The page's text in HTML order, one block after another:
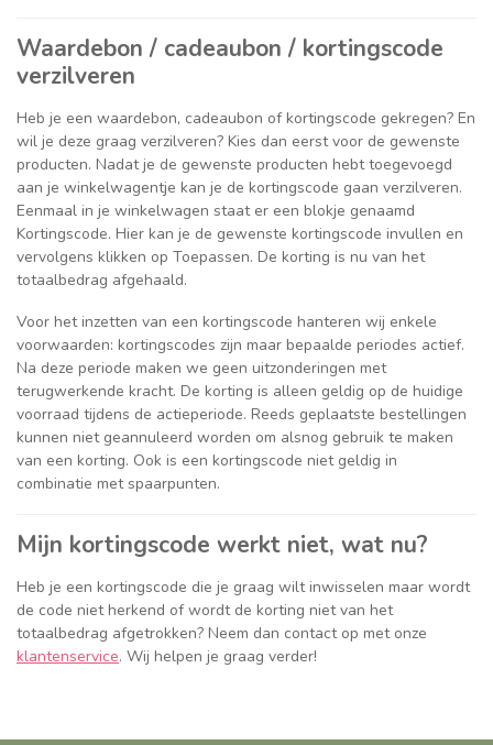
Waardebon / cadeaubon / kortingscode
verzilveren
Heb je een waardebon, cadeaubon of kortingscode gekregen? En
wil je deze graag verzilveren? Kies dan eerst voor de gewenste
producten. Nadat je de gewenste producten hebt toegevoegd
aan je winkelwagentje kan je de kortingscode gaan verzilveren.
Eenmaal in je winkelwagen staat er een blokje genaamd
Kortingscode. Hier kan je de gewenste kortingscode invullen en
vervolgens klikken op Toepassen. De korting is nu van het
totaalbedrag afgehaald.
Voor het inzetten van een kortingscode hanteren wij enkele
voorwaarden: kortingscodes zijn maar bepaalde periodes actief.
Na deze periode maken we geen uitzonderingen met
terugwerkende kracht. De korting is alleen geldig op de huidige
voorraad tijdens de actieperiode. Reeds geplaatste bestellingen
kunnen niet geannuleerd worden om alsnog gebruik te maken
van een korting. Ook is een kortingscode niet geldig in
combinatie met spaarpunten.
Mijn kortingscode werkt niet, wat nu?
Heb je een kortingscode die je graag wilt inwisselen maar wordt
de code niet herkend of wordt de korting niet van het
totaalbedrag afgetrokken? Neem dan contact op met onze
klantenservice. Wij helpen je graag verder!